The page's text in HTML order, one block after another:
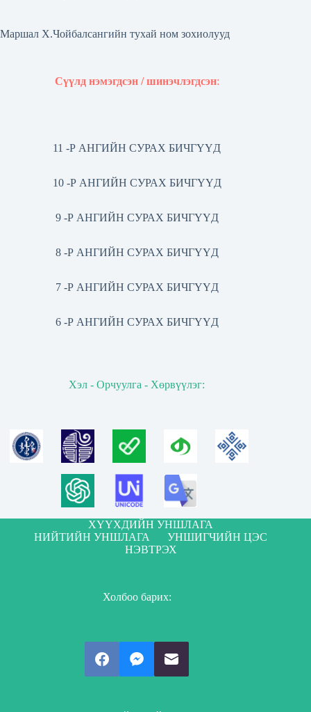
Маршал Х.Чойбалсангийн тухай ном зохиолууд
Сүүлд нэмэгдсэн / шинэчлэгдсэн:
11 -Р АНГИЙН СУРАХ БИЧГҮҮД
10 -Р АНГИЙН СУРАХ БИЧГҮҮД
9 -Р АНГИЙН СУРАХ БИЧГҮҮД
8 -Р АНГИЙН СУРАХ БИЧГҮҮД
7 -Р АНГИЙН СУРАХ БИЧГҮҮД
6 -Р АНГИЙН СУРАХ БИЧГҮҮД
Хэл - Орчуулга - Хөрвүүлэг:
ХҮҮХДИЙН УНШЛАГА
НИЙТИЙН УНШЛАГА
УНШИГЧИЙН ЦЭС
НЭВТРЭХ
Холбоо барих: